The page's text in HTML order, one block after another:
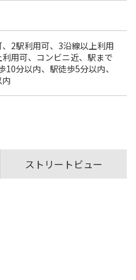
2駅利用可、3沿線以上利用
用可、コンビニ近、駅まで
10分以内、駅徒歩5分以内、
ストリートビュー